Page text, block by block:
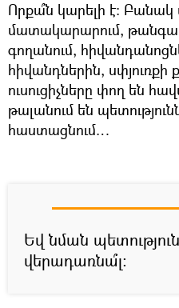
Որքա՞ն կարելի է։
մատակարարում,
գողանում,
հիվանդներին, սփյուռքի
ուսուցիչները փող են
թալանում են
հաստացնում…
Եվ նման
վերադառնա՞լ։